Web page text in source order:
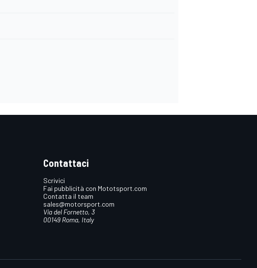
Contattaci
Scrivici
Fai pubblicità con Mototsport.com
Contatta il team
sales@motorsport.com
Via del Fornetto, 3
00149 Roma, Italy